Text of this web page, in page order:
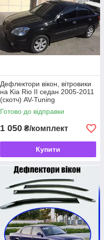
Дефлектори вікон, вітровики
на Kia Rio II седан 2005-2011
(скотч) AV-Tuning
Готово до відправки
1 050 ₴/комплект
Купити